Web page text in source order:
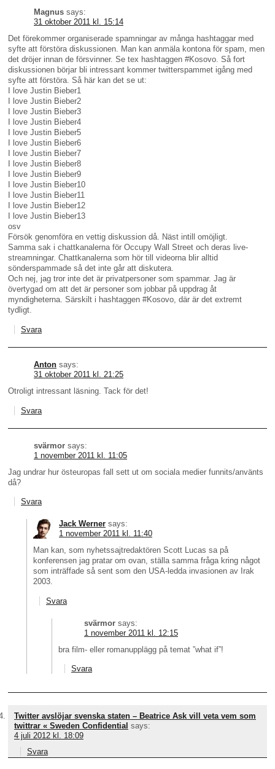
Magnus says:
31 oktober 2011 kl. 15:14
Det förekommer organiserade spamningar av många hashtaggar med
syfte att förstöra diskussionen. Man kan anmäla kontona för spam, men
det dröjer innan de försvinner. Se tex hashtaggen #Kosovo. Så fort
diskussionen börjar bli intressant kommer twitterspammet igång med
syfte att förstöra. Så här kan det se ut:
I love Justin Bieber1
I love Justin Bieber2
I love Justin Bieber3
I love Justin Bieber4
I love Justin Bieber5
I love Justin Bieber6
I love Justin Bieber7
I love Justin Bieber8
I love Justin Bieber9
I love Justin Bieber10
I love Justin Bieber11
I love Justin Bieber12
I love Justin Bieber13
osv
Försök genomföra en vettig diskussion då. Näst intill omöjligt.
Samma sak i chattkanalerna för Occupy Wall Street och deras live-
streamningar. Chattkanalerna som hör till videorna blir alltid
sönderspammade så det inte går att diskutera.
Och nej, jag tror inte det är privatpersoner som spammar. Jag är
övertygad om att det är personer som jobbar på uppdrag åt
myndigheterna. Särskilt i hashtaggen #Kosovo, där är det extremt
tydligt.
Svara
Anton says:
31 oktober 2011 kl. 21:25
Otroligt intressant läsning. Tack för det!
Svara
svärmor says:
1 november 2011 kl. 11:05
Jag undrar hur östeuropas fall sett ut om sociala medier funnits/använts
då?
Svara
Jack Werner says:
1 november 2011 kl. 11:40
Man kan, som nyhetssajtredaktören Scott Lucas sa på
konferensen jag pratar om ovan, ställa samma fråga kring något
som inträffade så sent som den USA-ledda invasionen av Irak
2003.
Svara
svärmor says:
1 november 2011 kl. 12:15
bra film- eller romanupplägg på temat ”what if”!
Svara
Twitter avslöjar svenska staten – Beatrice Ask vill veta vem som
twittrar « Sweden Confidential says:
4 juli 2012 kl. 18:09
Svara